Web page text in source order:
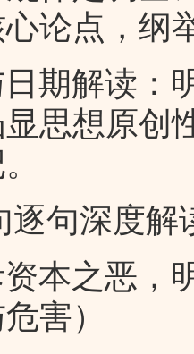
论点，纲
期解读：
思想原创
句深度解
本之恶，
害）